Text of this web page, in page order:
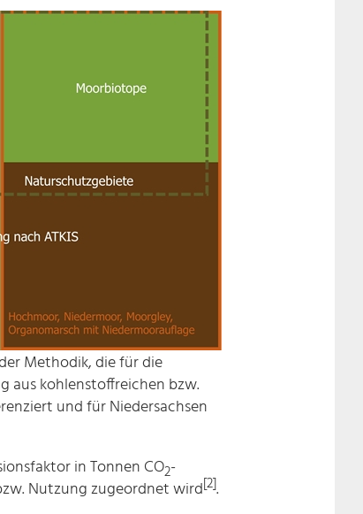
Methodik, die für die
aus kohlenstoffreichen bzw.
und für Niedersachsen
in Tonnen CO2-
Nutzung zugeordnet wird[2].